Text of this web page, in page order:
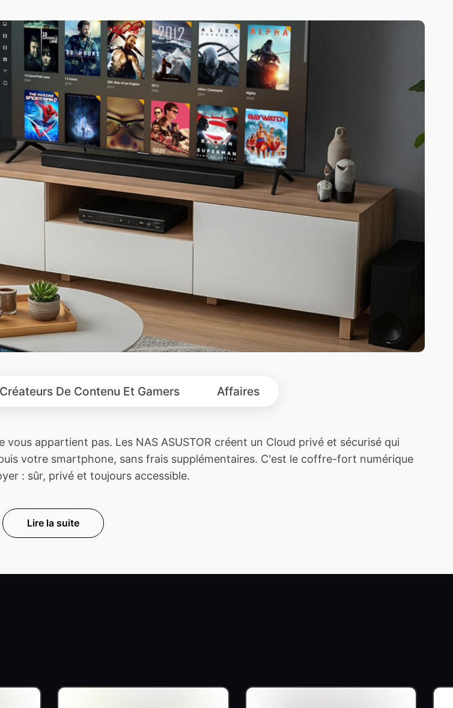
Créateurs De Contenu Et Gamers Affaires
appartient pas. Les NAS ASUSTOR créent un Cloud privé et sécurisé qui
votre smartphone, sans frais supplémentaires. C'est le coffre-fort numérique
: sûr, privé et toujours accessible.
Lire la suite